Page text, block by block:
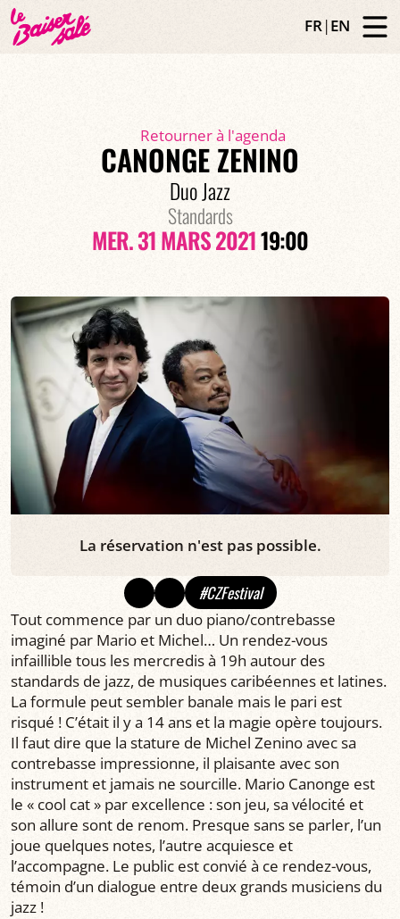
FR|EN
Retourner à l'agenda
CANONGE ZENINO
Duo Jazz
Standards
MER. 31 MARS 202119:00
La réservation n'est pas possible.
#CZFestival
Tout commence par un duo piano/contrebasse
imaginé par Mario et Michel… Un rendez-vous
infaillible tous les mercredis à 19h autour des
standards de jazz, de musiques caribéennes et latines.
La formule peut sembler banale mais le pari est
risqué ! C’était il y a 14 ans et la magie opère toujours.
Il faut dire que la stature de Michel Zenino avec sa
contrebasse impressionne, il plaisante avec son
instrument et jamais ne sourcille. Mario Canonge est
le « cool cat » par excellence : son jeu, sa vélocité et
son allure sont de renom. Presque sans se parler, l’un
joue quelques notes, l’autre acquiesce et
l’accompagne. Le public est convié à ce rendez-vous,
témoin d’un dialogue entre deux grands musiciens du
jazz !